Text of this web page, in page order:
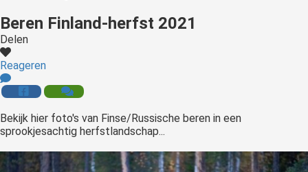
Beren Finland-herfst 2021
Delen
Reageren
Bekijk hier foto's van Finse/Russische beren in een
sprookjesachtig herfstlandschap...